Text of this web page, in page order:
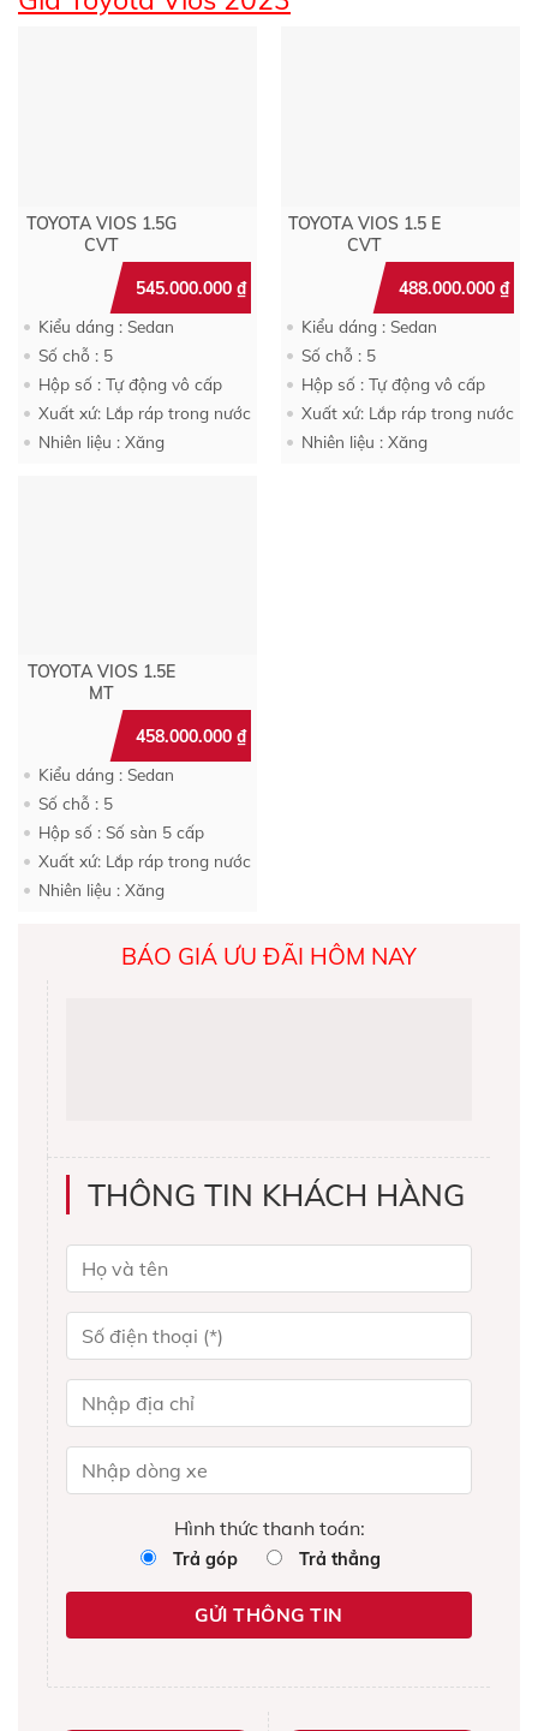
TOYOTA VIOS 1.5G
CVT
545.000.000₫
Kiểu dáng : Sedan
Số chỗ : 5
Hộp số : Tự động vô cấp
Xuất xứ: Lắp ráp trong nước
Nhiên liệu : Xăng
TOYOTA VIOS 1.5 E
CVT
488.000.000₫
Kiểu dáng : Sedan
Số chỗ : 5
Hộp số : Tự động vô cấp
Xuất xứ: Lắp ráp trong nước
Nhiên liệu : Xăng
TOYOTA VIOS 1.5E
MT
458.000.000₫
Kiểu dáng : Sedan
Số chỗ : 5
Hộp số : Số sàn 5 cấp
Xuất xứ: Lắp ráp trong nước
Nhiên liệu : Xăng
BÁO GIÁ ƯU ĐÃI HÔM NAY
THÔNG TIN KHÁCH HÀNG
Hình thức thanh toán:
Trả góp Trả thẳng